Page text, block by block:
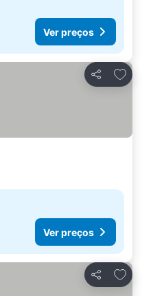
Ver preços
Partilhar
Ver preços
Partilhar